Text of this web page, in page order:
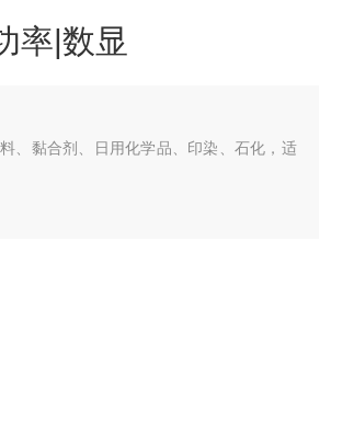
率|数显
、黏合剂、日用化学品、印染、石化，适